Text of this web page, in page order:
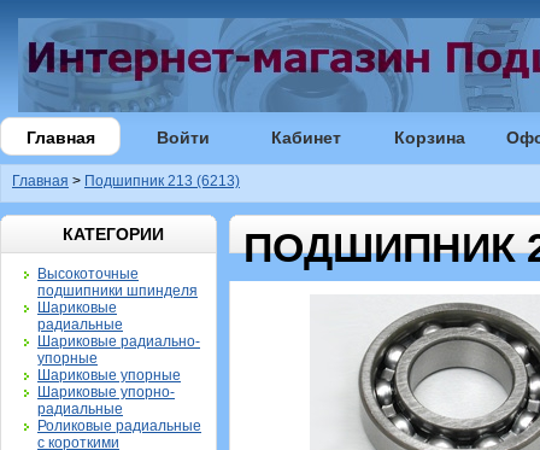
Главная Войти Кабинет Корзина
Главная > Подшипник 213 (6213)
КАТЕГОРИИ
Высокоточные
подшипники шпинделя
Шариковые
радиальные
Шариковые радиально-
упорные
Шариковые упорные
Шариковые упорно-
радиальные
Роликовые радиальные
с короткими
ПОДШИПНИК